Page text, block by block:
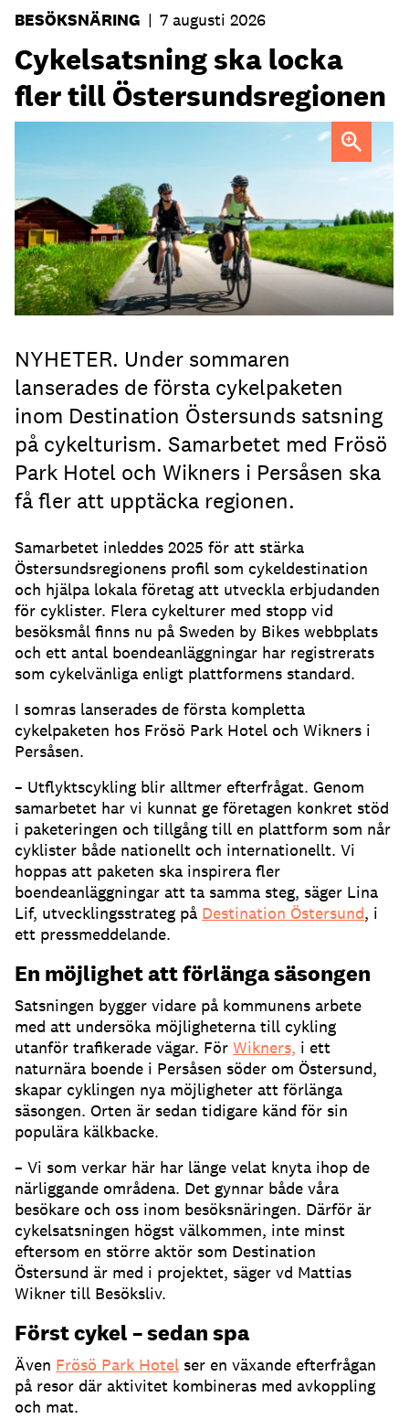
BESÖKSNÄRING | 7 augusti 2026
Cykelsatsning ska locka
fler till Östersundsregionen
NYHETER. Under sommaren
lanserades de första cykelpaketen
inom Destination Östersunds satsning
på cykelturism. Samarbetet med Frösö
Park Hotel och Wikners i Persåsen ska
få fler att upptäcka regionen.
Samarbetet inleddes 2025 för att stärka
Östersundsregionens profil som cykeldestination
och hjälpa lokala företag att utveckla erbjudanden
för cyklister. Flera cykelturer med stopp vid
besöksmål finns nu på Sweden by Bikes webbplats
och ett antal boendeanläggningar har registrerats
som cykelvänliga enligt plattformens standard.
I somras lanserades de första kompletta
cykelpaketen hos Frösö Park Hotel och Wikners i
Persåsen.
– Utflyktscykling blir alltmer efterfrågat. Genom
samarbetet har vi kunnat ge företagen konkret stöd
i paketeringen och tillgång till en plattform som når
cyklister både nationellt och internationellt. Vi
hoppas att paketen ska inspirera fler
boendeanläggningar att ta samma steg, säger Lina
Lif, utvecklingsstrateg på Destination Östersund, i
ett pressmeddelande.
En möjlighet att förlänga säsongen
Satsningen bygger vidare på kommunens arbete
med att undersöka möjligheterna till cykling
utanför trafikerade vägar. För Wikners, i ett
naturnära boende i Persåsen söder om Östersund,
skapar cyklingen nya möjligheter att förlänga
säsongen. Orten är sedan tidigare känd för sin
populära kälkbacke.
– Vi som verkar här har länge velat knyta ihop de
närliggande områdena. Det gynnar både våra
besökare och oss inom besöksnäringen. Därför är
cykelsatsningen högst välkommen, inte minst
eftersom en större aktör som Destination
Östersund är med i projektet, säger vd Mattias
Wikner till Besöksliv.
Först cykel – sedan spa
Även Frösö Park Hotel ser en växande efterfrågan
på resor där aktivitet kombineras med avkoppling
och mat.